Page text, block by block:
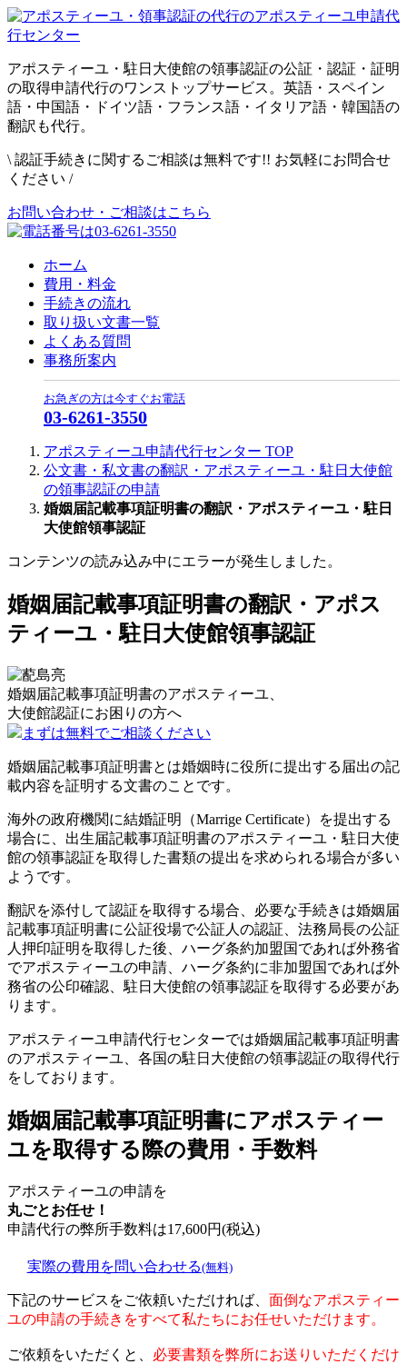
アポスティーユ・駐日大使館の領事認証の公証・認証・証明
の取得申請代行のワンストップサービス。英語・スペイン
語・中国語・ドイツ語・フランス語・イタリア語・韓国語の
翻訳も代行。
\ 認証手続きに関するご相談は無料です!! お気軽にお問合せ
ください /
お問い合わせ・ご相談はこちら
ホーム
費用・料金
手続きの流れ
取り扱い文書一覧
よくある質問
事務所案内
お急ぎの方は今すぐお電話
03-6261-3550
アポスティーユ申請代行センター TOP
公文書・私文書の翻訳・アポスティーユ・駐日大使館
の領事認証の申請
婚姻届記載事項証明書の翻訳・アポスティーユ・駐日
大使館領事認証
コンテンツの読み込み中にエラーが発生しました。
婚姻届記載事項証明書の翻訳・アポス
ティーユ・駐日大使館領事認証
婚姻届記載事項証明書のアポスティーユ、
大使館認証にお困りの方へ
まずは無料でご相談ください
婚姻届記載事項証明書とは婚姻時に役所に提出する届出の記
載内容を証明する文書のことです。
海外の政府機関に結婚証明（Marrige Certificate）を提出する
場合に、出生届記載事項証明書のアポスティーユ・駐日大使
館の領事認証を取得した書類の提出を求められる場合が多い
ようです。
翻訳を添付して認証を取得する場合、必要な手続きは婚姻届
記載事項証明書に公証役場で公証人の認証、法務局長の公証
人押印証明を取得した後、ハーグ条約加盟国であれば外務省
でアポスティーユの申請、ハーグ条約に非加盟国であれば外
務省の公印確認、駐日大使館の領事認証を取得する必要があ
ります。
アポスティーユ申請代行センターでは婚姻届記載事項証明書
のアポスティーユ、各国の駐日大使館の領事認証の取得代行
をしております。
婚姻届記載事項証明書にアポスティー
ユを取得する際の費用・手数料
アポスティーユの申請を
丸ごとお任せ！
申請代行の弊所手数料は17,600円(税込)
実際の費用を問い合わせる(無料)
下記のサービスをご依頼いただければ、 面倒なアポスティー
ユの申請の手続きをすべて私たちにお任せいただけます。
ご依頼をいただくと、 必要書類を弊所にお送りいただくだけ